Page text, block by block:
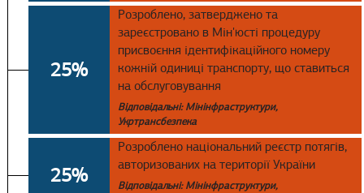
25%
Розроблено, затверджено та
зареєстровано в Мін'юсті процедуру
присвоєння ідентифікаційного номеру
кожній одиниці транспорту, що ставиться
на обслуговування
Відповідальні: Мінінфраструктури,
Укртрансбезпека
25%
Розроблено національний реєстр потягів,
авторизованих на території України
Відповідальні: Мінінфраструктури,